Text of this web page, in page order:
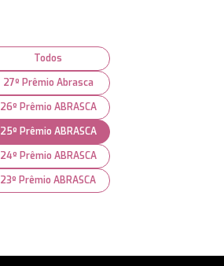
Todos
27º Prêmio Abrasca
26º Prêmio ABRASCA
25º Prêmio ABRASCA
24º Prêmio ABRASCA
23º Prêmio ABRASCA